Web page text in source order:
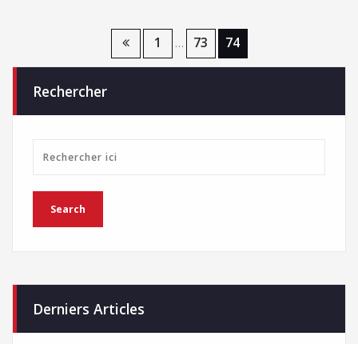
articles
1 … 73 74
Rechercher
Derniers Articles